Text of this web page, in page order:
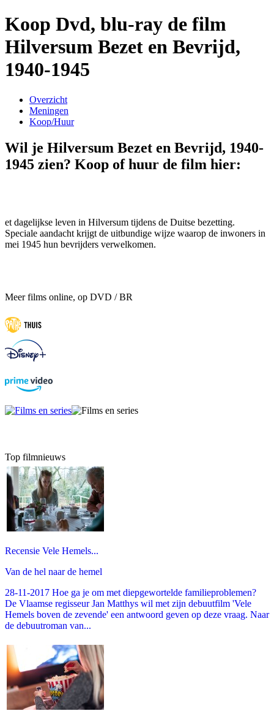
Koop Dvd, blu-ray de film
Hilversum Bezet en Bevrijd,
1940-1945
Overzicht
Meningen
Koop/Huur
Wil je Hilversum Bezet en Bevrijd, 1940-
1945 zien? Koop of huur de film hier:
et dagelijkse leven in Hilversum tijdens de Duitse bezetting.
Speciale aandacht krijgt de uitbundige wijze waarop de inwoners in
mei 1945 hun bevrijders verwelkomen.
Meer films online, op DVD / BR
Top filmnieuws
Recensie Vele Hemels...
Van de hel naar de hemel
28-11-2017 Hoe ga je om met diepgewortelde familieproblemen?
De Vlaamse regisseur Jan Matthys wil met zijn debuutfilm 'Vele
Hemels boven de zevende' een antwoord geven op deze vraag. Naar
de debuutroman van...